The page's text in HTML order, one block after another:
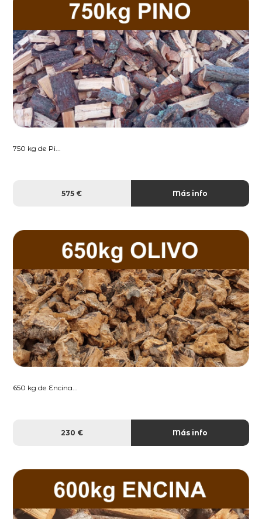
750 kg de Pi...
575 € Más info
650 kg de Encina...
230 € Más info